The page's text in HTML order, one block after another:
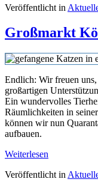
Veröffentlicht in
Großmarkt
Endlich: Wir freuen
großartigen
Ein wundervolles
Räumlichkeiten in
können wir nun
aufbauen.
Weiterlesen
Veröffentlicht in